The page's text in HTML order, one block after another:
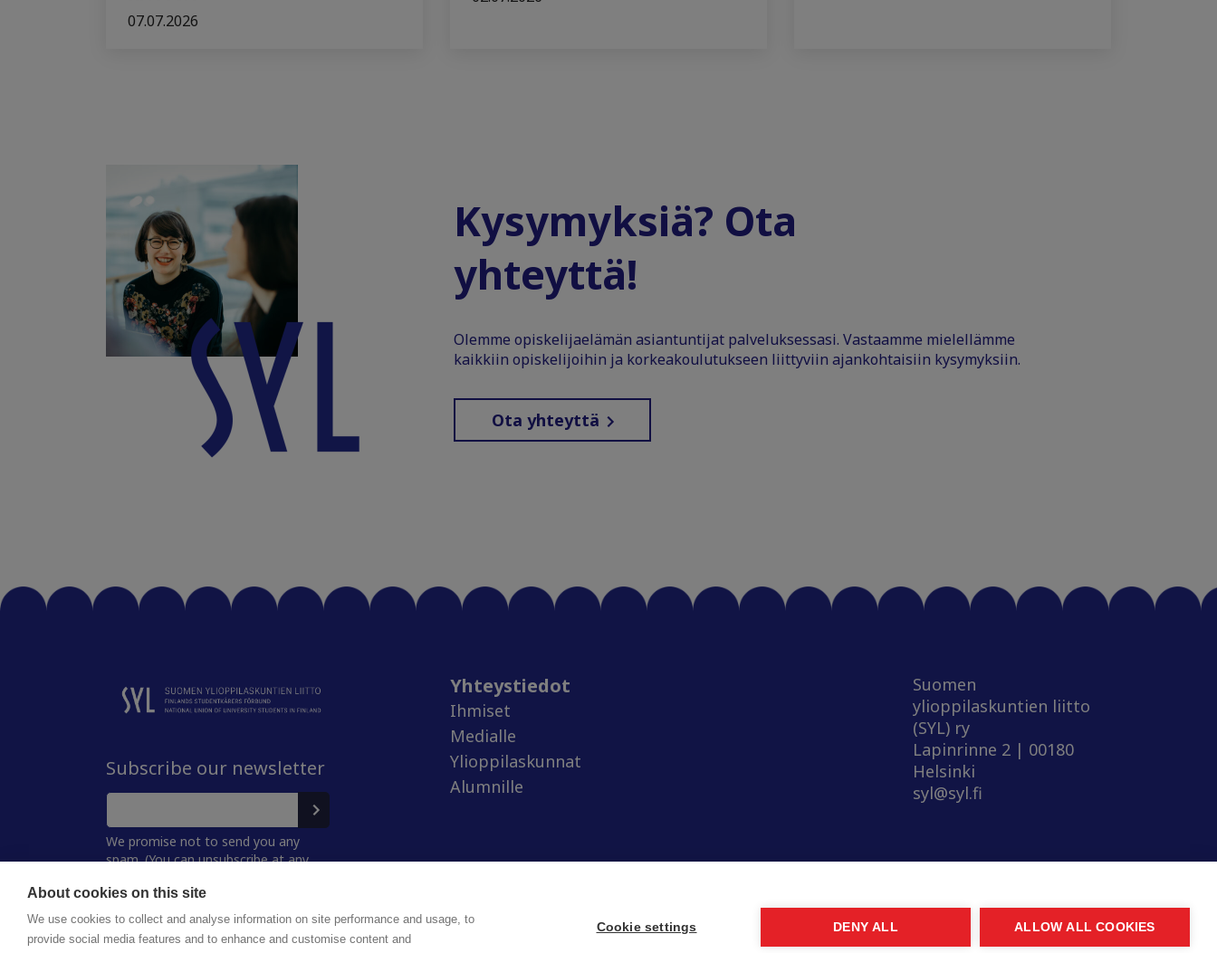
About cookies on this site
We use cookies to collect and analyse information on site performance and usage, to
provide social media features and to enhance and customise content and
Cookie settings DENY ALL ALLOW ALL COOKIES
07.07.2026
Kysymyksiä? Ota
yhteyttä!
Olemme opiskelijaelämän asiantuntijat palveluksessasi. Vastaamme mielellämme
kaikkiin opiskelijoihin ja korkeakoulutukseen liittyviin ajankohtaisiin kysymyksiin.
Ota yhteyttä
Subscribe our newsletter
We promise not to send you any
spam. (You can unsubscribe at any
Yhteystiedot
Ihmiset
Medialle
Ylioppilaskunnat
Alumnille
Suomen
ylioppilaskuntien liitto
(SYL) ry
Lapinrinne 2 | 00180
Helsinki
syl@syl.fi